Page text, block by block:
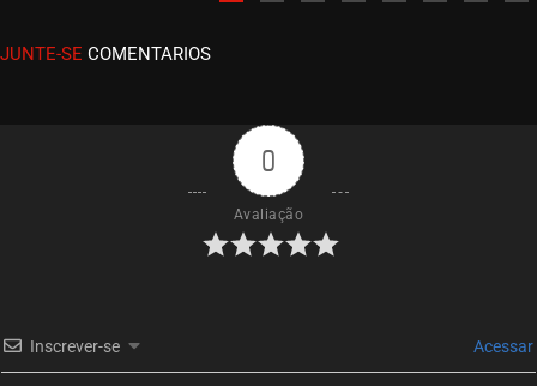
ASSISTIDO
EPISÓDIO 94
novembro 17, 2024
EPISÓDIO 93
EPISÓDIO 92
JUNTE-SE COMENTARIOS
0
Avaliação
Inscrever-se Acessar